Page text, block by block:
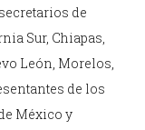
de
Sur, Chiapas,
León, Morelos,
de los
México y